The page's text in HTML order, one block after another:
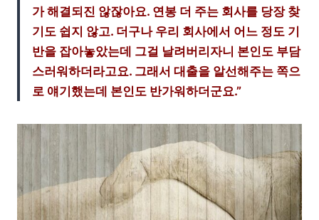
가 해결되진 않잖아요. 연봉 더 주는 회사를 당장 찾
기도 쉽지 않고. 더구나 우리 회사에서 어느 정도 기
반을 잡아놓았는데 그걸 날려버리자니 본인도 부담
스러워하더라고요. 그래서 대출을 알선해주는 쪽으
로 얘기했는데 본인도 반가워하더군요.”